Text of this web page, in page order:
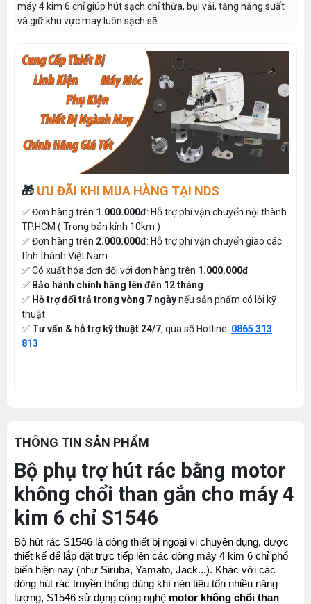
máy 4 kim 6 chỉ giúp hút sạch chỉ thừa, bụi vải, tăng năng suất
và giữ khu vực may luôn sạch sẽ
🎁 ƯU ĐÃI KHI MUA HÀNG TẠI NDS
✅ Đơn hàng trên 1.000.000đ: Hỗ trợ phí vận chuyển nội thành
TP.HCM ( Trong bán kính 10km )
✅ Đơn hàng trên 2.000.000đ: Hỗ trợ phí vận chuyển giao các
tỉnh thành Việt Nam.
✅ Có xuất hóa đơn đối với đơn hàng trên 1.000.000đ
✅ Bảo hành chính hãng lên đến 12 tháng
✅ Hỗ trợ đổi trả trong vòng 7 ngàynếu sản phẩm có lỗi kỹ
thuật
✅ Tư vấn & hỗ trợ kỹ thuật 24/7, qua số Hotline: 0865 313
813
THÔNG TIN SẢN PHẨM
Bộ phụ trợ hút rác bằng motor
không chổi than gắn cho máy 4
kim 6 chỉ S1546
Bộ hút rác S1546 là dòng thiết bị ngoại vi chuyên dụng, được
thiết kế để lắp đặt trực tiếp lên các dòng máy 4 kim 6 chỉ phổ
biến hiện nay (như Siruba, Yamato, Jack...). Khác với các
dòng hút rác truyền thống dùng khí nén tiêu tốn nhiều năng
lượng, S1546 sử dụng công nghệ motor không chổi than